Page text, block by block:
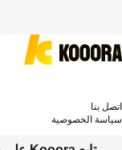
اتصل بنا
سياسة الخصوصية